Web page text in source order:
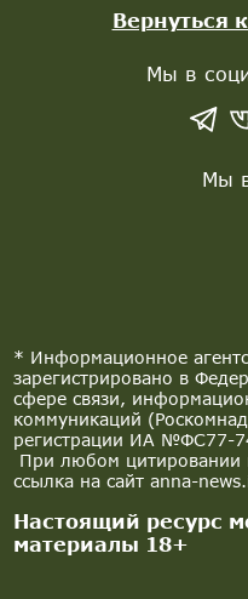
* Информационное
зарегистрировано в
сфере связи,
коммуникаций
регистрации ИА №ФС77-
При любом цитировании
ссылка на сайт anna-
Настоящий ресурс
материалы 18+
Вернуться
Мы в
Мы